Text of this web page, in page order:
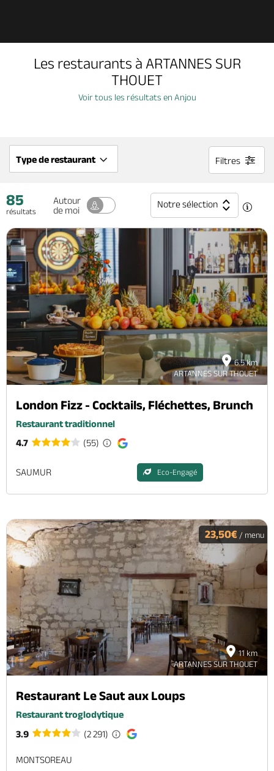
À voir, à faire
Dormir, manger
Séjours, cadeaux
Billetterie en ligne
Brochures & Cartes Offices de tourisme Comment venir ? Ecrivez-nous
Les restaurants à ARTANNES SUR
THOUET
Voir tous les résultats en Anjou
Type de restaurant Filtres
85
résultats
Autour
de moi
Notre sélection
6.5 km
ARTANNES SUR THOUET
London Fizz - Cocktails, Fléchettes, Brunch
Restaurant traditionnel
4.7
(55)
SAUMUR Eco-Engagé
11 km
ARTANNES SUR THOUET
23,50€ / menu
Restaurant Le Saut aux Loups
Restaurant troglodytique
3.9
(2 291)
MONTSOREAU